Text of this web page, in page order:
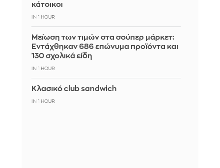
κάτοικοι
IN 1 HOUR
Μείωση των τιμών στα σούπερ μάρκετ:
Εντάχθηκαν 686 επώνυμα προϊόντα και
130 σχολικά είδη
IN 1 HOUR
Κλασικό club sandwich
IN 1 HOUR